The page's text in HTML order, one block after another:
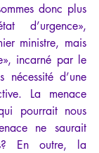
donc plus
d’urgence»,
ministre, mais
incarné par le
nécessité d’une
La menace
pourrait nous
ne saurait
En outre, la